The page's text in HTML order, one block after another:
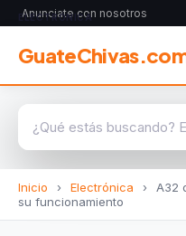
Anunciate con nosotros
Inicio › Electrónica ›
A32
su funcionamiento
ELECTRÓNICA